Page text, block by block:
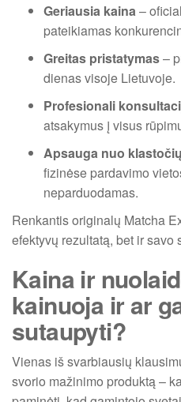
Geriausia kaina –
pateikiamas
Greitas pristatymas–
dienas visoje Lietuvoje.
Profesionali
atsakymus į visus
Apsauga nuo klastočių
fizinėse pardavimo
neparduodamas.
Renkantis originalų Matcha
efektyvų rezultatą, bet ir savo
Kaina ir
kainuoja ir ar
sutaupyti?
Vienas iš svarbiausių
svorio mažinimo produktą –